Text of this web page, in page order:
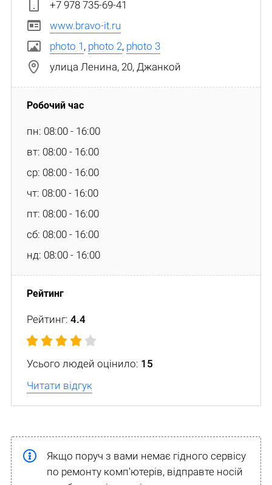
+7 978 735-69-41
www.bravo-it.ru
photo 1 , photo 2, photo 3
улица Ленина, 20, Джанкой
пн: 08:00 - 16:00
вт: 08:00 - 16:00
ср: 08:00 - 16:00
чт: 08:00 - 16:00
пт: 08:00 - 16:00
сб: 08:00 - 16:00
нд: 08:00 - 16:00
Рейтинг: 4.4
Усього людей оцінило: 15
Читати відгук
Якщо поруч з вами немає гідного сервісу
по ремонту комп'ютерів, відправте носій